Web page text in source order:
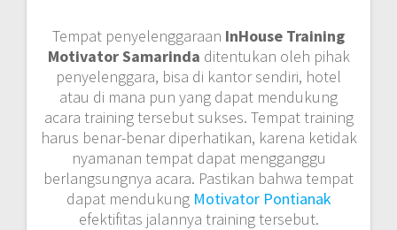
Tempat penyelenggaraan InHouse Training
Motivator Samarinda ditentukan oleh pihak
penyelenggara, bisa di kantor sendiri, hotel
atau di mana pun yang dapat mendukung
acara training tersebut sukses. Tempat training
harus benar-benar diperhatikan, karena ketidak
nyamanan tempat dapat mengganggu
berlangsungnya acara. Pastikan bahwa tempat
dapat mendukung Motivator Pontianak
efektifitas jalannya training tersebut.